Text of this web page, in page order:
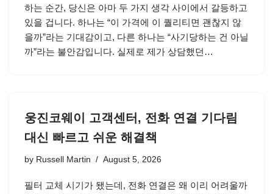
하는 순간, 당신은 아마 두 가지 생각 사이에서 갈등하고
있을 겁니다. 하나는 “이 가격에 이 퀄리티면 괜찮지 않
을까”라는 기대감이고, 다른 하나는 “사기당하는 건 아닐
까”라는 불안감입니다. 실제로 제가 상담했던…
웅진코웨이 고객센터, 전화 연결 기다림
대신 빠르고 쉬운 해결책
by Russell Martin August 5, 2026
필터 교체 시기가 됐는데, 전화 연결은 왜 이리 어려울까